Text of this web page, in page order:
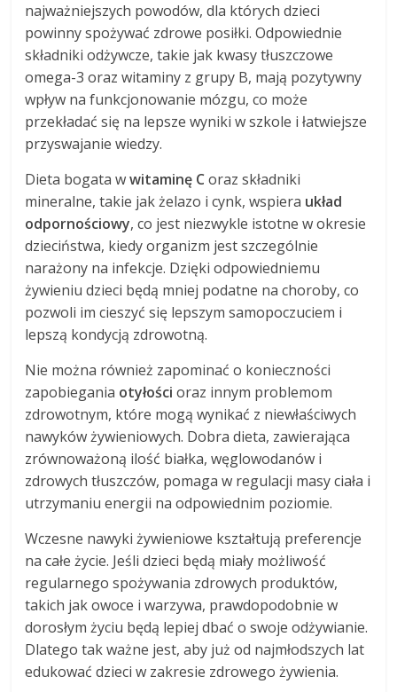
najważniejszych powodów, dla których dzieci
powinny spożywać zdrowe posiłki. Odpowiednie
składniki odżywcze, takie jak kwasy tłuszczowe
omega-3 oraz witaminy z grupy B, mają pozytywny
wpływ na funkcjonowanie mózgu, co może
przekładać się na lepsze wyniki w szkole i łatwiejsze
przyswajanie wiedzy.
Dieta bogata wwitaminę Coraz składniki
mineralne, takie jak żelazo i cynk, wspiera układ
odpornościowy, co jest niezwykle istotne w okresie
dzieciństwa, kiedy organizm jest szczególnie
narażony na infekcje. Dzięki odpowiedniemu
żywieniu dzieci będą mniej podatne na choroby, co
pozwoli im cieszyć się lepszym samopoczuciem i
lepszą kondycją zdrowotną.
Nie można również zapominać o konieczności
zapobiegania otyłości oraz innym problemom
zdrowotnym, które mogą wynikać z niewłaściwych
nawyków żywieniowych. Dobra dieta, zawierająca
zrównoważoną ilość białka, węglowodanów i
zdrowych tłuszczów, pomaga w regulacji masy ciała i
utrzymaniu energii na odpowiednim poziomie.
Wczesne nawyki żywieniowe kształtują preferencje
na całe życie. Jeśli dzieci będą miały możliwość
regularnego spożywania zdrowych produktów,
takich jak owoce i warzywa, prawdopodobnie w
dorosłym życiu będą lepiej dbać o swoje odżywianie.
Dlatego tak ważne jest, aby już od najmłodszych lat
edukować dzieci w zakresie zdrowego żywienia.